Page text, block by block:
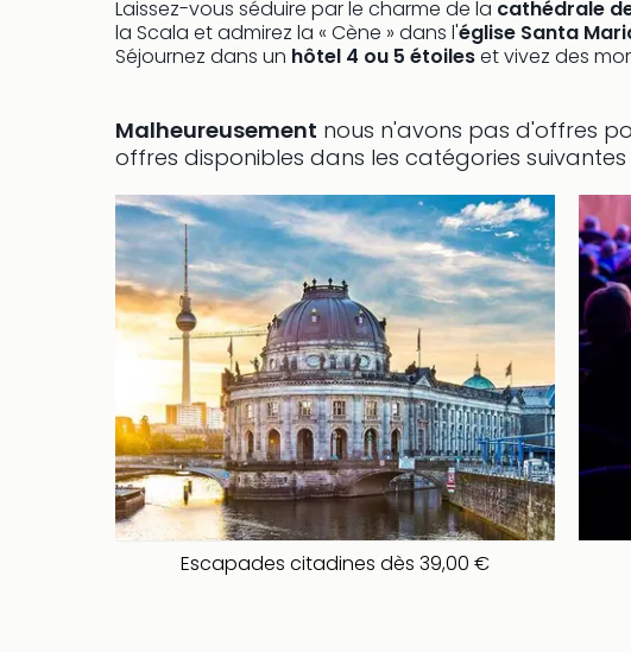
Laissez-vous séduire par le charme de la cathédrale
la Scala et admirez la « Cène » dans l'église Santa
Séjournez dans un hôtel 4 ou 5 étoileset vivez des
Malheureusement nous n'avons pas d'offres
offres disponibles dans les catégories suivantes
Escapades citadines dès 39,00 €